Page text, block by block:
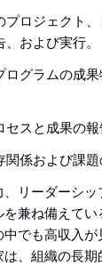
ロジェクト
および実行。
ログラムの成
スと成果の報
係および課題
リーダーシ
兼ね備えて
でも高収入
、組織の長期